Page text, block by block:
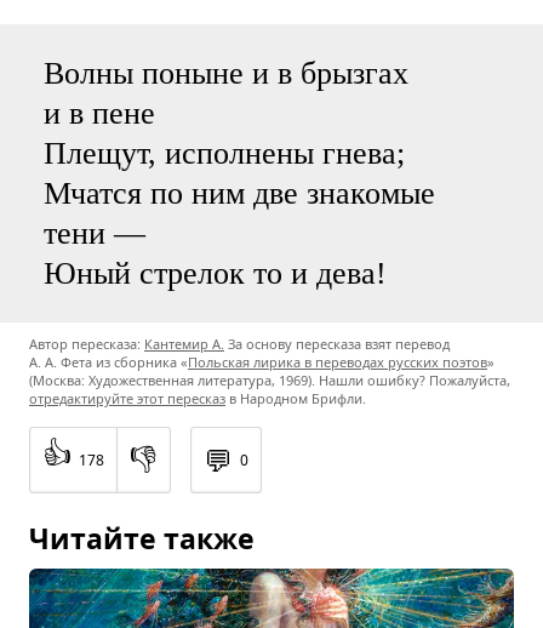
Волны поныне и в брызгах
и в пене
Плещут, исполнены гнева;
Мчатся по ним две знакомые
тени —
Юный стрелок то и дева!
Автор пересказа: Кантемир А. За основу пересказа взят перевод
А. А. Фета из сборника «Польская лирика в переводах русских поэтов»
(Москва: Художественная литература, 1969). Нашли ошибку? Пожалуйста,
отредактируйте этот пересказ в Народном Брифли.
👍 178 👎 💬 0
Читайте также